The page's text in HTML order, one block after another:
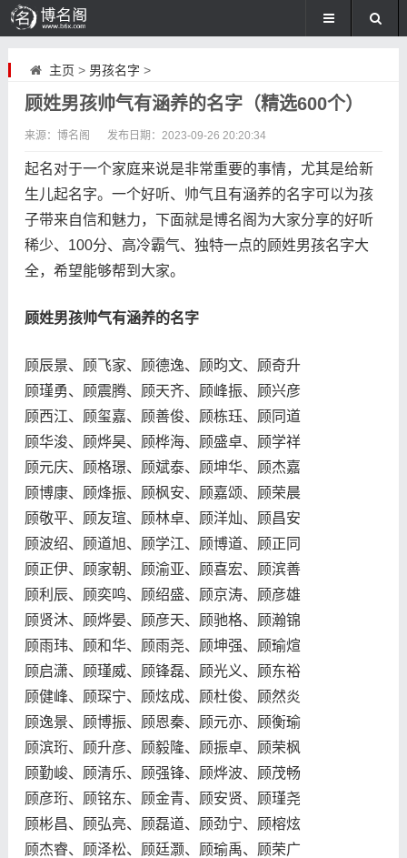
主页 > 男孩名字 >
顾姓男孩帅气有涵养的名字（精选600个）
来源：博名阁 发布日期： 2023-09-26 20:20:34
起名对于一个家庭来说是非常重要的事情，尤其是给新
生儿起名字。一个好听、帅气且有涵养的名字可以为孩
子带来自信和魅力，下面就是博名阁为大家分享的好听
稀少、100分、高冷霸气、独特一点的顾姓男孩名字大
全，希望能够帮到大家。
顾姓男孩帅气有涵养的名字
顾辰景、顾飞家、顾德逸、顾昀文、顾奇升
顾瑾勇、顾震腾、顾天齐、顾峰振、顾兴彦
顾西江、顾玺嘉、顾善俊、顾栋珏、顾同道
顾华浚、顾烨昊、顾桦海、顾盛卓、顾学祥
顾元庆、顾格璟、顾斌泰、顾坤华、顾杰嘉
顾博康、顾烽振、顾枫安、顾嘉颂、顾荣晨
顾敬平、顾友瑄、顾林卓、顾洋灿、顾昌安
顾波绍、顾道旭、顾学江、顾博道、顾正同
顾正伊、顾家朝、顾渝亚、顾喜宏、顾滨善
顾利辰、顾奕鸣、顾绍盛、顾京涛、顾彦雄
顾贤沐、顾烨晏、顾彦天、顾驰格、顾瀚锦
顾雨玮、顾和华、顾雨尧、顾坤强、顾瑜煊
顾启潇、顾瑾威、顾锋磊、顾光义、顾东裕
顾健峰、顾琛宁、顾炫成、顾杜俊、顾然炎
顾逸景、顾博振、顾恩秦、顾元亦、顾衡瑜
顾滨珩、顾升彦、顾毅隆、顾振卓、顾荣枫
顾勤峻、顾清乐、顾强锋、顾烨波、顾茂畅
顾彦珩、顾铭东、顾金青、顾安贤、顾瑾尧
顾彬昌、顾弘亮、顾磊道、顾劲宁、顾榕炫
顾杰睿、顾泽松、顾廷灏、顾瑜禹、顾荣广